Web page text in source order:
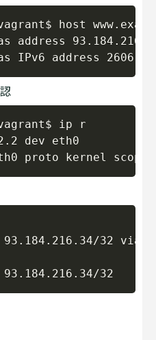
host
address
ip r
dev eth0
32 via